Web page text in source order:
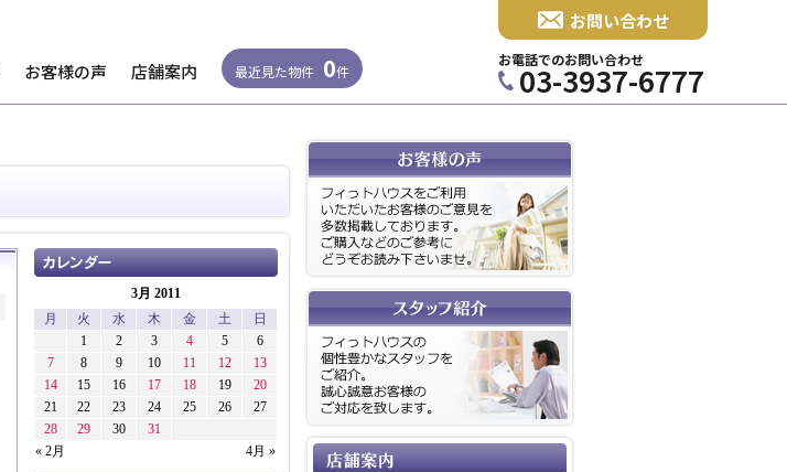
お客様の声 店舗案内 最近見た物件 0件
お問い合わせ
お電話でのお問い合わせ
03-3937-6777
3月 2011
月
火 水 木 金 土 日
« 2月 4月 »
1 2 3 4 5
6
7
8 9 10 11 12
13
14
15 16 17 18 19
20
21
22 23 24 25 26
27
28
29 30 31